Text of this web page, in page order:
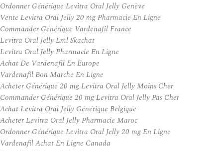
Ordonner Générique Levitra Oral Jelly Genève
Vente Levitra Oral Jelly 20 mg Pharmacie En Ligne
Commander Générique Vardenafil France
Levitra Oral Jelly Lml Skachat
Levitra Oral Jelly Pharmacie En Ligne
Achat De Vardenafil En Europe
Vardenafil Bon Marche En Ligne
Acheter Générique 20 mg Levitra Oral Jelly Moins Cher
Commander Générique 20 mg Levitra Oral Jelly Pas Cher
Achat Levitra Oral Jelly Générique Belgique
Acheter Levitra Oral Jelly Pharmacie Maroc
Ordonner Générique Levitra Oral Jelly 20 mg En Ligne
Vardenafil Achat En Ligne Canada